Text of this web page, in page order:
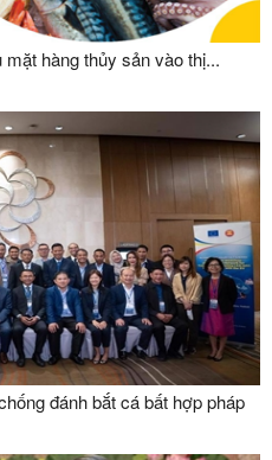
hàng thủy sản vào thị...
đánh bắt cá bất hợp pháp